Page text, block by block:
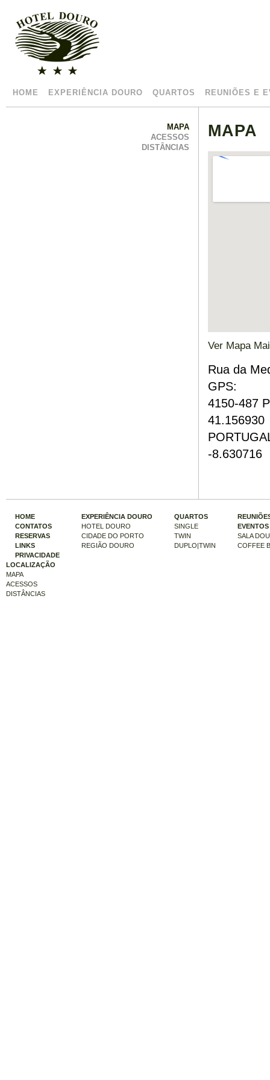
HOME EXPERIÊNCIA DOURO QUARTOS REUNIÕES E
MAPA
ACESSOS
DISTÂNCIAS
MAPA
Ver Mapa
Rua
GPS:
41.156930
-8.630716
HOME
CONTATOS
RESERVAS
LINKS
PRIVACIDADE
EXPERIÊNCIA DOURO
HOTEL DOURO
CIDADE DO PORTO
REGIÃO DOURO
QUARTOS
SINGLE
TWIN
DUPLO|TWIN
EVENTOS
SALA
COFFEE
LOCALIZAÇÃO
MAPA
ACESSOS
DISTÂNCIAS